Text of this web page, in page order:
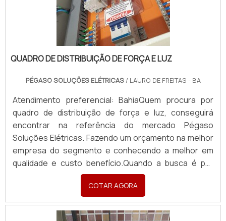
QUADRO DE DISTRIBUIÇÃO DE FORÇA E LUZ
PÉGASO SOLUÇÕES ELÉTRICAS / LAURO DE FREITAS - BA
Atendimento preferencial: BahiaQuem procura por
quadro de distribuição de força e luz, conseguirá
encontrar na referência do mercado Pégaso
Soluções Elétricas. Fazendo um orçamento na melhor
empresa do segmento e conhecendo a melhor em
qualidade e custo benefício.Quando a busca é por
quadro de distribuição de força e luz, com a Pégaso
Soluções Elétricas o cliente poderá contar ótima
qualidade com pagamento acessível.DETALHES
SOBRE QUADR...
COTAR AGORA